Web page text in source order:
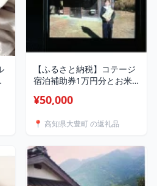
【ふるさと納税】コテージ
宿泊補助券1万円分とお米
¥50,000
📍 高知県大豊町 の返礼品